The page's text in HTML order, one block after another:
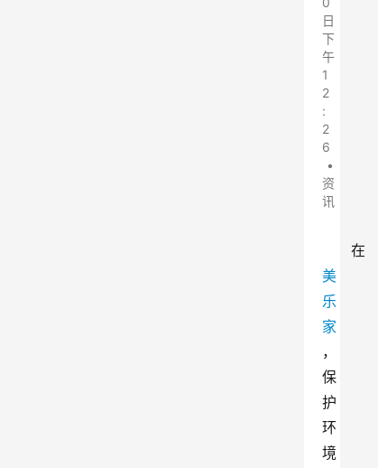
日
下
午
1
2
:
2
6
•
资
讯
在
美
乐
家
，
保
护
环
境